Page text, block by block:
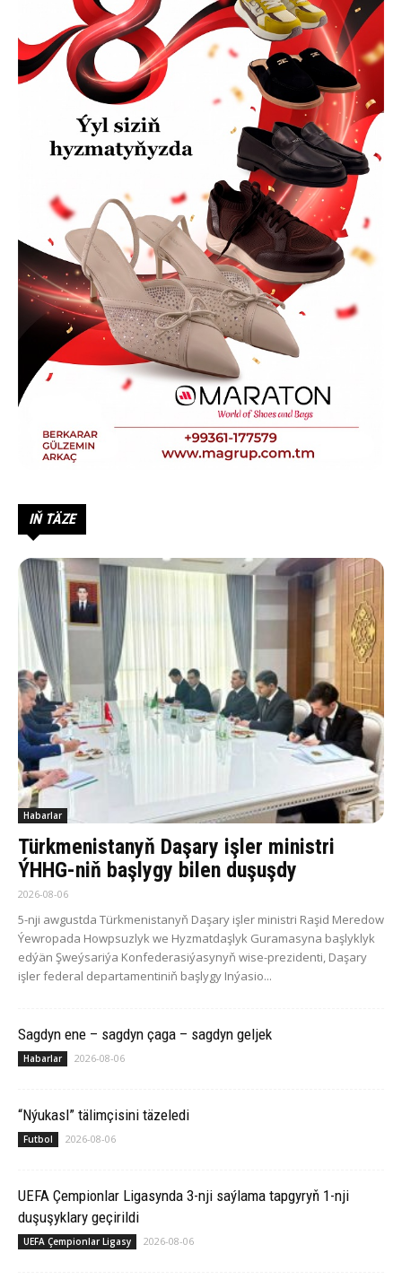
IŇ TÄZE
Habarlar
Türkmenistanyň Daşary işler ministri
ÝHHG-niň başlygy bilen duşuşdy
2026-08-06
5-nji awgustda Türkmenistanyň Daşary işler ministri Raşid Meredow
Ýewropada Howpsuzlyk we Hyzmatdaşlyk Guramasyna başlyklyk
edýän Şweýsariýa Konfederasiýasynyň wise-prezidenti, Daşary
işler federal departamentiniň başlygy Inýasio...
Sagdyn ene – sagdyn çaga – sagdyn geljek
Habarlar 2026-08-06
“Nýukasl” tälimçisini täzeledi
Futbol 2026-08-06
UEFA Çempionlar Ligasynda 3-nji saýlama tapgyryň 1-nji
duşuşyklary geçirildi
UEFA Çempionlar Ligasy 2026-08-06